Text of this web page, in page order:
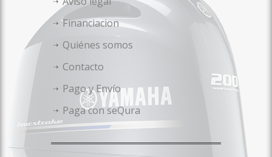
Financiacion
Quiénes somos
Contacto
Pago y Envío
Paga con seQura